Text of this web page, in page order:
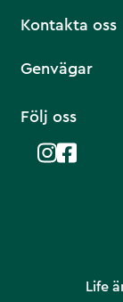
Life
Kontakta oss
Genvägar
Följ oss